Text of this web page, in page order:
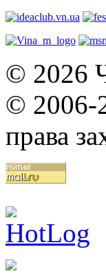
© 2026
© 2006-
права